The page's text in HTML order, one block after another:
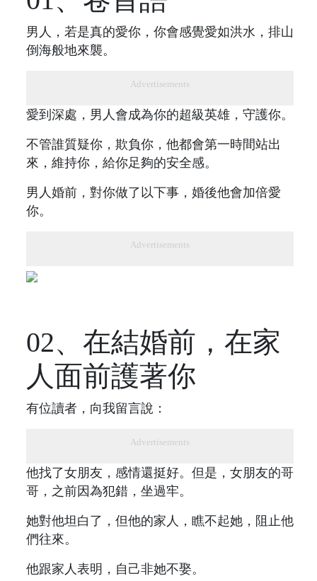
男人，若是真的愛你，你會感覺愛如洪水，排山
倒海般地來襲。
Advertisements
愛到深處，男人會成為你的超級英雄，守護你。
不管誰質疑你，欺負你，他都會第一時間站出
來，維持你，給你足夠的安全感。
男人婚前，對你做了以下事，婚後他會加倍愛
你。
Advertisements
02、在結婚前，在家
人面前護著你
有位讀者，向我留言說：
Advertisements
他找了女朋友，感情還挺好。但是，女朋友的哥
哥，之前因為犯錯，坐過牢。
她對他坦白了，但他的家人，瞧不起她，阻止他
們往來。
他跟家人表明，自己非她不娶。